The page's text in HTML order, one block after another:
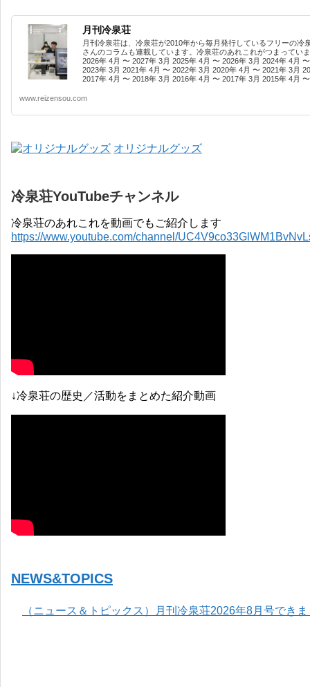
月刊冷泉荘
月刊冷泉荘は、冷泉荘が2010年から毎月発行しているフリーの
さんのコラムも連載しています。冷泉荘のあれこれがつまってい
2026年 4月 〜 2027年 3月 2025年 4月 〜 2026年 3月 2024年 4月
2023年 3月 2021年 4月 〜 2022年 3月 2020年 4月 〜 2021年 3月
2017年 4月 〜 2018年 3月 2016年 4月 〜 2017年 3月 2015年 4月
www.reizensou.com
オリジナルグッズ
冷泉荘YouTubeチャンネル
冷泉荘のあれこれを動画でもご紹介します
https://www.youtube.com/channel/
↓冷泉荘の歴史／活動をまとめた紹介動画
NEWS&TOPICS
（ニュース＆トピックス）月刊冷泉荘2026年8月号でき